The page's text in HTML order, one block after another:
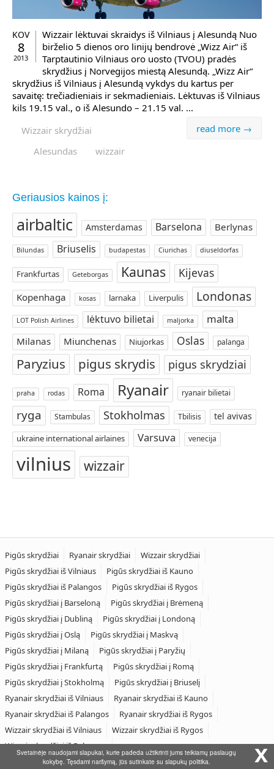
KOV
8
2013
Wizzair lėktuvai skraidys iš Vilniaus į Alesundą Nuo
birželio 5 dienos oro linijų bendrovė „Wizz Air“ iš
Tarptautinio Vilniaus oro uosto (TVOU) pradės
skrydžius į Norvegijos miestą Alesundą. „Wizz Air“
skrydžius iš Vilniaus į Alesundą vykdys du kartus per
savaitę: trečiadieniais ir sekmadieniais. Lėktuvas iš Vilniaus
kils 19.15 val., o iš Alesundo – 21.15 val. ...
read more →
Wizzair skrydžiai
Alesundas
wizzair
Geriausios kainos į:
airbaltic Amsterdamas Barselona Berlynas
Bilundas Briuselis budapestas Ciurichas diuseldorfas
Frankfurtas Geteborgas Kaunas Kijevas
Kopenhaga kosas larnaka Liverpulis Londonas
LOT Polish Airlines lėktuvo bilietai maljorka malta
Milanas Miunchenas Niujorkas Oslas palanga
Paryzius pigus skrydis pigus skrydziai
praha rodas Roma Ryanair ryanair bilietai
ryga Stambulas Stokholmas Tbilisis tel avivas
ukraine international airlaines Varsuva venecija
vilnius wizzair
Pigūs skrydžiai Ryanair skrydžiai
Wizzair skrydžiai
Pigūs skrydžiai iš Vilniaus
Pigūs skrydžiai iš Kauno
Pigūs skrydžiai iš Palangos
Pigūs skrydžiai iš Rygos
Pigūs skrydžiai į Barseloną
Pigūs skrydžiai į Brėmeną
Pigūs skrydžiai į Dubliną
Pigūs skrydžiai į Londoną
Pigūs skrydžiai į Oslą
Pigūs skrydžiai į Maskvą
Pigūs skrydžiai į Milaną
Pigūs skrydžiai į Paryžių
Pigūs skrydžiai į Frankfurtą
Pigūs skrydžiai į Romą
Pigūs skrydžiai į Stokholmą
Pigūs skrydžiai į Briuselį
Ryanair skrydžiai iš Vilniaus
Ryanair skrydžiai iš Kauno
Ryanair skrydžiai iš Palangos
Ryanair skrydžiai iš Rygos
Wizzair skrydžiai iš Vilniaus
Wizzair skrydžiai iš Rygos
Wizzair skrydžiai iš Palangos
x
Svetainėje naudojami slapukai, kurie padeda užtikrinti jums teikiamų paslaugų
kokybę. Tęsdami naršymą, jūs sutinkate su slapukų politika.